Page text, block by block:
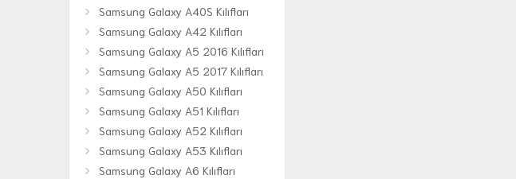
Samsung Galaxy A40S Kılıfları
Samsung Galaxy A42 Kılıfları
Samsung Galaxy A5 2016 Kılıfları
Samsung Galaxy A5 2017 Kılıfları
Samsung Galaxy A50 Kılıfları
Samsung Galaxy A51 Kılıfları
Samsung Galaxy A52 Kılıfları
Samsung Galaxy A53 Kılıfları
Samsung Galaxy A6 Kılıfları